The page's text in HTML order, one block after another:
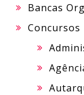
Bancas
Concursos